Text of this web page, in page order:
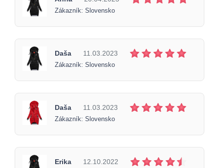
Zákazník: Slovensko
Daša 11.03.2023
Zákazník: Slovensko
Daša 11.03.2023
Zákazník: Slovensko
Erika 12.10.2022